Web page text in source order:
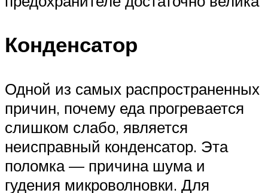
Конденсатор
Одной из самых распространенных
причин, почему еда прогревается
слишком слабо, является
неисправный конденсатор. Эта
поломка — причина шума и
гудения микроволновки. Для